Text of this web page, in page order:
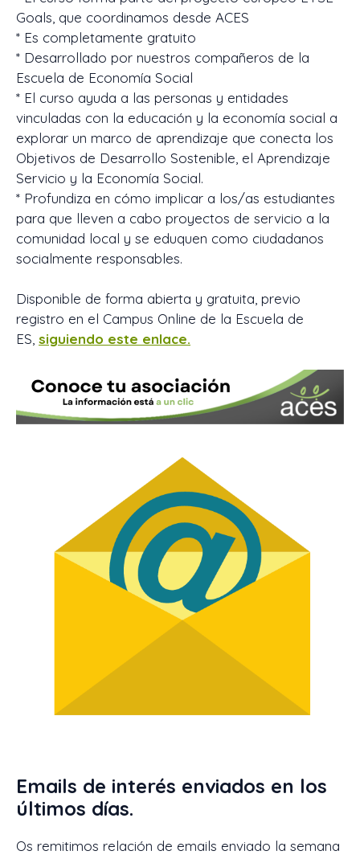
Goals, que coordinamos desde ACES
* Es completamente gratuito
* Desarrollado por nuestros compañeros de la
Escuela de Economía Social
* El curso ayuda a las personas y entidades
vinculadas con la educación y la economía social a
explorar un marco de aprendizaje que conecta los
Objetivos de Desarrollo Sostenible, el Aprendizaje
Servicio y la Economía Social.
* Profundiza en cómo implicar a los/as estudiantes
para que lleven a cabo proyectos de servicio a la
comunidad local y se eduquen como ciudadanos
socialmente responsables.
Disponible de forma abierta y gratuita, previo
registro en el Campus Online de la Escuela de
ES, siguiendo este enlace.
Emails de interés enviados en los
últimos días.
Os remitimos relación de emails enviado la semana